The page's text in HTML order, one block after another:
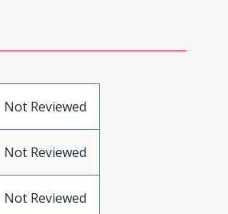
Not Reviewed
Not Reviewed
Not Reviewed